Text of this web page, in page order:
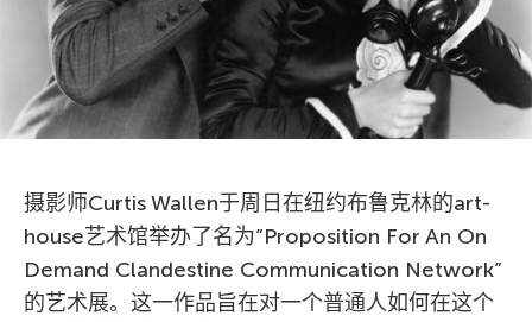
摄影师Curtis Wallen于周日在纽约布鲁克林的art-
house艺术馆举办了名为”Proposition For An On
Demand Clandestine Communication Network”
的艺术展。这一作品旨在对一个普通人如何在这个